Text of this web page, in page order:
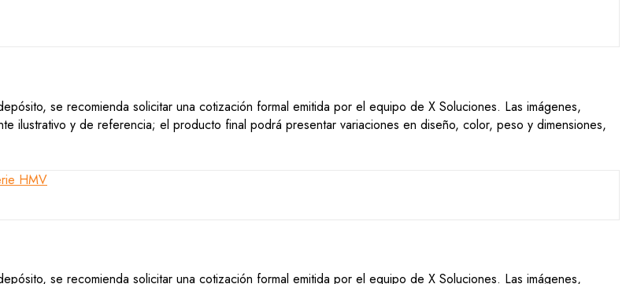
se recomienda solicitar una cotización formal emitida por el equipo de X Soluciones. Las imágenes,
ilustrativo y de referencia; el producto final podrá presentar variaciones en diseño, color, peso y dimensiones,
se recomienda solicitar una cotización formal emitida por el equipo de X Soluciones. Las imágenes,